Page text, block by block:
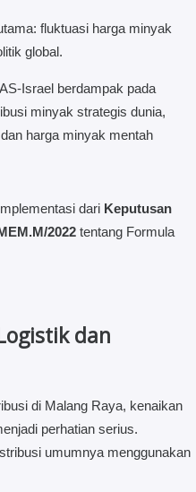
fluktuasi harga minyak
global.
Israel berdampak pada
minyak strategis dunia,
harga minyak mentah
dari Keputusan
2022 tentang Formula
dan
di Malang Raya, kenaikan
perhatian serius.
umumnya menggunakan